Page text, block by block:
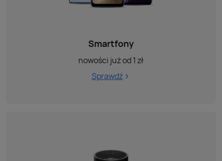
Smartfony
nowości już od 1 zł
Sprawdź